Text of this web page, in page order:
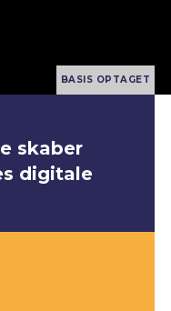
skaber
digitale